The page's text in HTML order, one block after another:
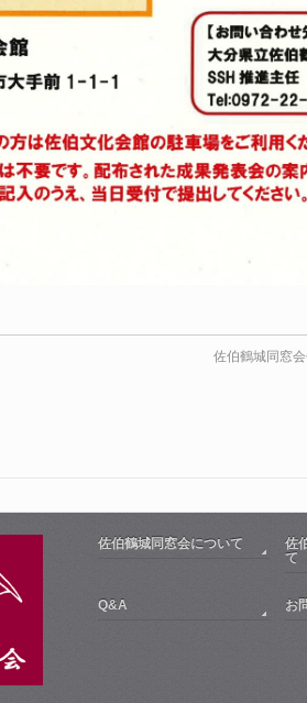
佐伯鶴城同窓
佐伯鶴城同窓会について
佐
て
Q&A
お